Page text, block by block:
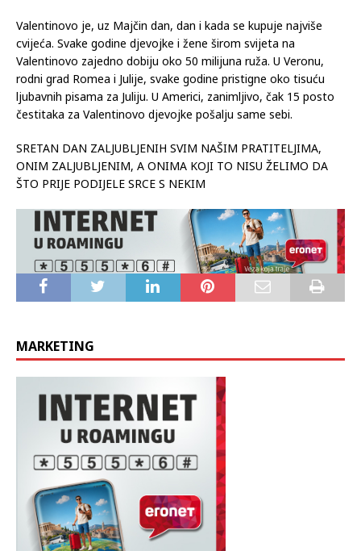
Valentinovo je, uz Majčin dan, dan i kada se kupuje najviše
cvijeća. Svake godine djevojke i žene širom svijeta na
Valentinovo zajedno dobiju oko 50 milijuna ruža. U Veronu,
rodni grad Romea i Julije, svake godine pristigne oko tisuću
ljubavnih pisama za Juliju. U Americi, zanimljivo, čak 15 posto
čestitaka za Valentinovo djevojke pošalju same sebi.
SRETAN DAN ZALJUBLJENIH SVIM NAŠIM PRATITELJIMA,
ONIM ZALJUBLJENIM, A ONIMA KOJI TO NISU ŽELIMO DA
ŠTO PRIJE PODIJELE SRCE S NEKIM
MARKETING